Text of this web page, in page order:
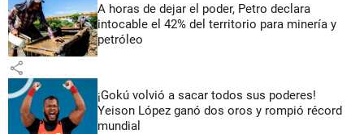
A horas de dejar el poder, Petro declara
intocable el 42% del territorio para minería y
petróleo
share
¡Gokú volvió a sacar todos sus poderes!
Yeison López ganó dos oros y rompió récord
mundial